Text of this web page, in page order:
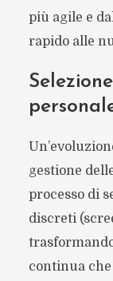
più agile e
rapido alle
gestione
processo di
discreti
continua che